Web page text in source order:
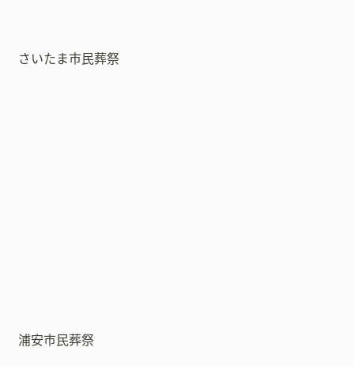
さいたま市民葬祭
浦安市民葬祭